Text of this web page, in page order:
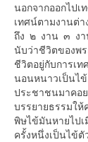
นอกจากออกไป
เทศน์ตามงานต่
ถึง ๒ งาน ๓ งา
นับว่าชีวิตของพ
ชีวิตอยู่กับการเท
นอนหนาวเป็น
ประชาชนมาคอ
บรรยายธรรมใ
พิษไข้มันหายไปเ
ครั้งหนึ่งเป็นไข้